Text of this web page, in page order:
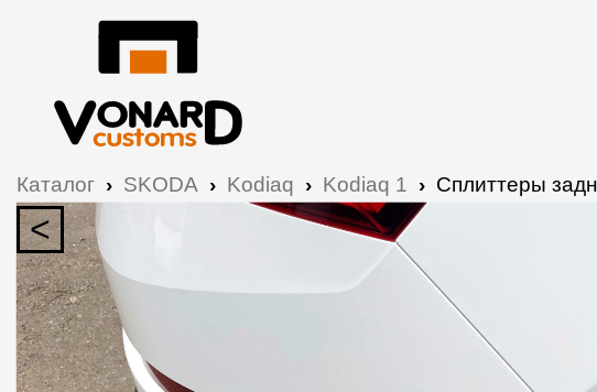
Каталог › SKODA › Kodiaq › Kodiaq 1 › Сплиттеры
<